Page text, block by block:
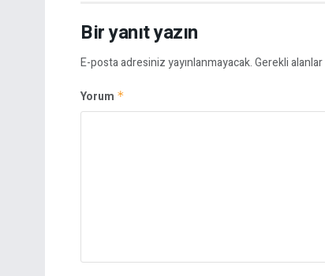
Bir yanıt yazın
E-posta adresiniz yayınlanmayacak.Gerekli alanlar
Yorum *